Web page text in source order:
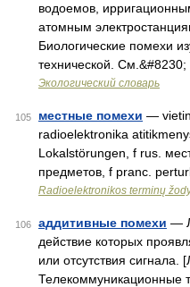
водоемов,
атомным
Биологические помехи
технической. См.&#8230;
Экологический словарь
105 местные помехи —
radioelektronika
Lokalstörungen, f rus.
предметов, f pranc.
Radioelektronikos terminų
106 аддитивные помехи —
действие которых
или отсутствия сигнала.
Телекоммуникационные